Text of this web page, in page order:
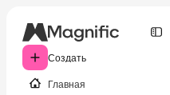
Создать
Главная